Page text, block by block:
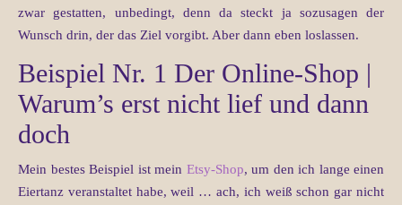
zwar gestatten, unbedingt, denn da steckt ja sozusagen der
Wunsch drin, der das Ziel vorgibt. Aber dann eben loslassen.
Beispiel Nr. 1 Der Online-Shop |
Warum’s erst nicht lief und dann
doch
Mein bestes Beispiel ist mein Etsy-Shop, um den ich lange einen
Eiertanz veranstaltet habe, weil … ach, ich weiß schon gar nicht